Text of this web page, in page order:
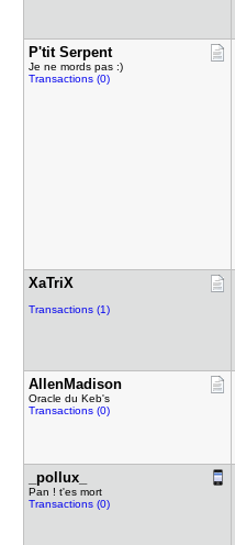
P'tit Serp​ent
Je ne mords pas :)
Transactions (0)
XaTriX
Transactions (1)
AllenMadis​on
Oracle du Keb's
Transactions (0)
_pollux_
Pan ! t'es mort
Transactions (0)